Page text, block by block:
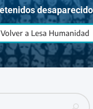
Volver a Lesa Humanidad